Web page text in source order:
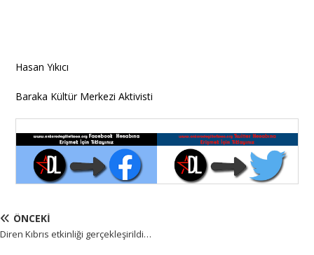
Hasan Yıkıcı
Baraka Kültür Merkezi Aktivisti
ÖNCEKI
Diren Kıbrıs etkinliği gerçekleşirildi…